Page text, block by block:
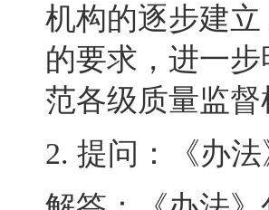
机构的逐步建
的要求，进一
范各级质量监
2. 提问：《办